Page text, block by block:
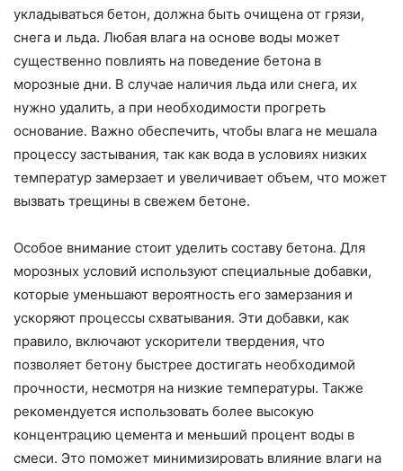
укладываться бетон, должна быть очищена от грязи,
снега и льда. Любая влага на основе воды может
существенно повлиять на поведение бетона в
морозные дни. В случае наличия льда или снега, их
нужно удалить, а при необходимости прогреть
основание. Важно обеспечить, чтобы влага не мешала
процессу застывания, так как вода в условиях низких
температур замерзает и увеличивает объем, что может
вызвать трещины в свежем бетоне.
Особое внимание стоит уделить составу бетона. Для
морозных условий используют специальные добавки,
которые уменьшают вероятность его замерзания и
ускоряют процессы схватывания. Эти добавки, как
правило, включают ускорители твердения, что
позволяет бетону быстрее достигать необходимой
прочности, несмотря на низкие температуры. Также
рекомендуется использовать более высокую
концентрацию цемента и меньший процент воды в
смеси. Это поможет минимизировать влияние влаги на